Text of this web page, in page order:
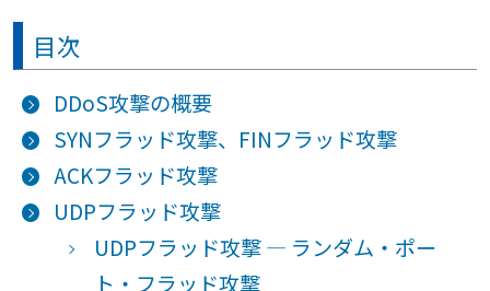
目次
DDoS攻撃の概要
SYNフラッド攻撃、FINフラッド攻撃
ACKフラッド攻撃
UDPフラッド攻撃
UDPフラッド攻撃 — ランダム・ポー
ト・フラッド攻撃